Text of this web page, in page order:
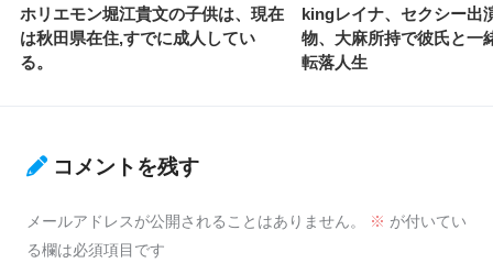
ホリエモン堀江貴文の子供は、現在
は秋田県在住,すでに成人してい
る。
kingレイナ、セクシー出
物、大麻所持で彼氏と一
転落人生
コメントを残す
メールアドレスが公開されることはありません。 ※ が付いてい
る欄は必須項目です